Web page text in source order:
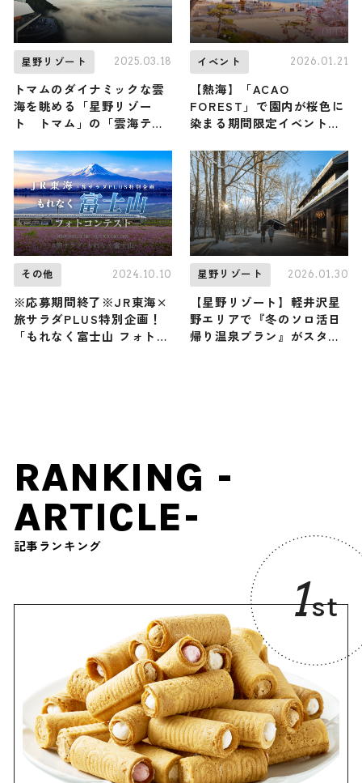
星野リゾート 2025.03.18
トマムのダイナミックな雲
海を眺める「星野リゾー
ト トマム」の「雲海テラ
ープン
イベント 2026.01.21
【熱海】「ACAO
FOREST」で園内が桜色に
染まる期間限定イベント
が1月13日から開催中！ ど
こよりも早くピンクの世界
に浸ろう ♪
その他 2024.10.10
※応募期間終了※JR東海×
旅サラダPLUS特別企画！
「もれなく富士山 フォトコ
星野リゾート 2026.01.30
【星野リゾート】軽井沢星
野エリアで『冬のソロ活日
帰り温泉プラン』がスター
RANKING -
ARTICLE-
記事ランキング
1st